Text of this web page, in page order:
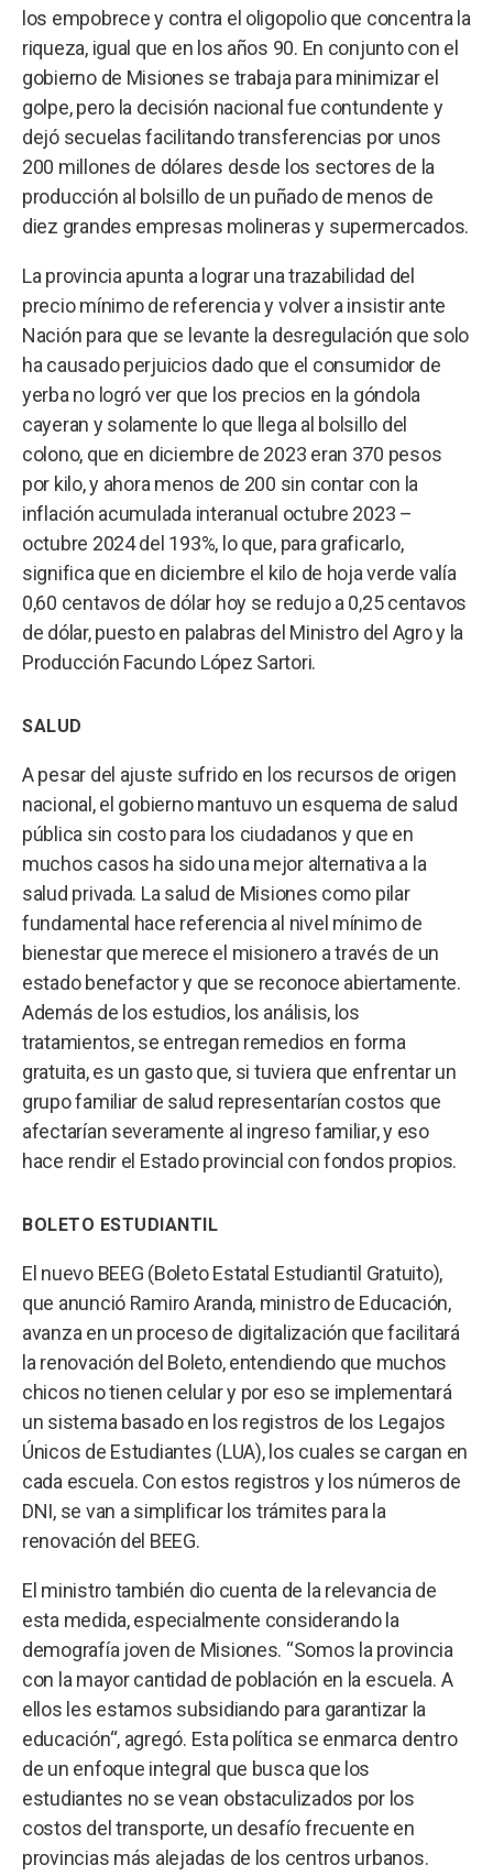
los empobrece y contra el oligopolio que concentra la
riqueza, igual que en los años 90. En conjunto con el
gobierno de Misiones se trabaja para minimizar el
golpe, pero la decisión nacional fue contundente y
dejó secuelas facilitando transferencias por unos
200 millones de dólares desde los sectores de la
producción al bolsillo de un puñado de menos de
diez grandes empresas molineras y supermercados.
La provincia apunta a lograr una trazabilidad del
precio mínimo de referencia y volver a insistir ante
Nación para que se levante la desregulación que solo
ha causado perjuicios dado que el consumidor de
yerba no logró ver que los precios en la góndola
cayeran y solamente lo que llega al bolsillo del
colono, que en diciembre de 2023 eran 370 pesos
por kilo, y ahora menos de 200 sin contar con la
inflación acumulada interanual octubre 2023 –
octubre 2024 del 193%, lo que, para graficarlo,
significa que en diciembre el kilo de hoja verde valía
0,60 centavos de dólar hoy se redujo a 0,25 centavos
de dólar, puesto en palabras del Ministro del Agro y la
Producción Facundo López Sartori.
SALUD
A pesar del ajuste sufrido en los recursos de origen
nacional, el gobierno mantuvo un esquema de salud
pública sin costo para los ciudadanos y que en
muchos casos ha sido una mejor alternativa a la
salud privada. La salud de Misiones como pilar
fundamental hace referencia al nivel mínimo de
bienestar que merece el misionero a través de un
estado benefactor y que se reconoce abiertamente.
Además de los estudios, los análisis, los
tratamientos, se entregan remedios en forma
gratuita, es un gasto que, si tuviera que enfrentar un
grupo familiar de salud representarían costos que
afectarían severamente al ingreso familiar, y eso
hace rendir el Estado provincial con fondos propios.
BOLETO ESTUDIANTIL
El nuevo BEEG (Boleto Estatal Estudiantil Gratuito),
que anunció Ramiro Aranda, ministro de Educación,
avanza en un proceso de digitalización que facilitará
la renovación del Boleto, entendiendo que muchos
chicos no tienen celular y por eso se implementará
un sistema basado en los registros de los Legajos
Únicos de Estudiantes (LUA), los cuales se cargan en
cada escuela. Con estos registros y los números de
DNI, se van a simplificar los trámites para la
renovación del BEEG.
El ministro también dio cuenta de la relevancia de
esta medida, especialmente considerando la
demografía joven de Misiones. “Somos la provincia
con la mayor cantidad de población en la escuela. A
ellos les estamos subsidiando para garantizar la
educación“, agregó. Esta política se enmarca dentro
de un enfoque integral que busca que los
estudiantes no se vean obstaculizados por los
costos del transporte, un desafío frecuente en
provincias más alejadas de los centros urbanos.